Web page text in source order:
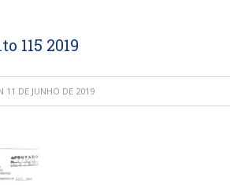
115 2019
11 DE JUNHO DE 2019